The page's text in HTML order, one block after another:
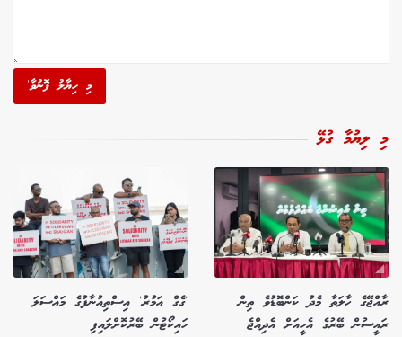
މި ހިޔާލު ފޮނުވާ'
މި ލިޔުމާ ގުޅޭ
ރާއްޖޭގެ ހާލަތާ މެދު ކަންބޮޑުވެ ތިން
ރައީސުން ބޭރުގެ އެހީއަށް އެދިއްޖެ
'ގެގް އަމުރު' އިސްތިއުނާފުގެ މައްސަލަ
ހައިކޯޓުން ބޭރުކޮށްލައިފި